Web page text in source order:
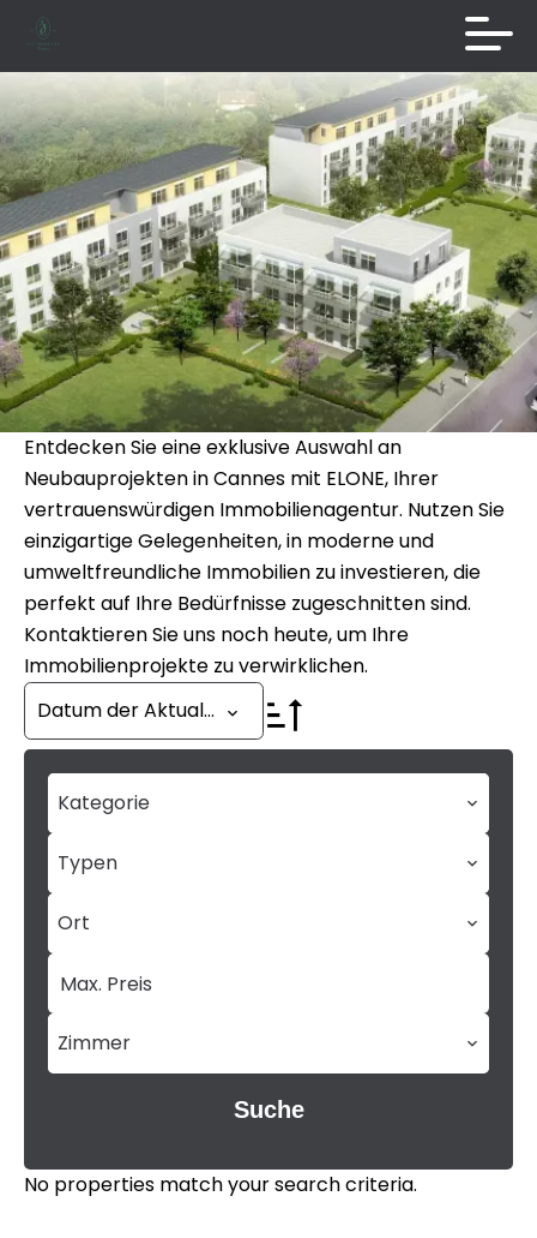
Entdecken Sie eine exklusive Auswahl an
Neubauprojekten in Cannes mit ELONE, Ihrer
vertrauenswürdigen Immobilienagentur. Nutzen Sie
einzigartige Gelegenheiten, in moderne und
umweltfreundliche Immobilien zu investieren, die
perfekt auf Ihre Bedürfnisse zugeschnitten sind.
Kontaktieren Sie uns noch heute, um Ihre
Immobilienprojekte zu verwirklichen.
Datum der Aktualisierung
No properties match your search criteria.
Kategorie
Typen
Ort
Zimmer
Suche